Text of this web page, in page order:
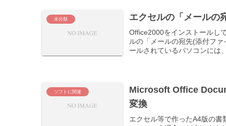
未分類 エクセルの「メールの
Office2000をインストールし
ルの「メールの宛先(添付フ
ールされているパソコンには
ソフトに関連
Microsoft Office
変換
エクセル等で作ったA4版の